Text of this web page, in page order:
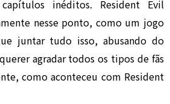
inéditos. Resident Evil
nesse ponto, como um jogo
juntar tudo isso, abusando do
agradar todos os tipos de fãs
como aconteceu com Resident